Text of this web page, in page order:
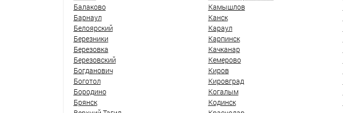
Балаково
Барнаул
Белоярский
Березники
Березовка
Березовский
Богданович
Боготол
Бородино
Брянск
Камышлов
Канск
Караул
Карпинск
Качканар
Кемерово
Киров
Кировград
Когалым
Кодинск